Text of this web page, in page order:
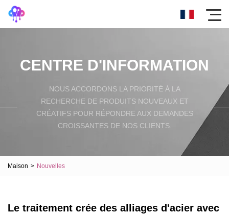
CENTRE D'INFORMATION
NOUS ACCORDONS LA PRIORITÉ À LA
RECHERCHE DE PRODUITS NOUVEAUX ET
CRÉATIFS POUR RÉPONDRE AUX DEMANDES
CROISSANTES DE NOS CLIENTS.
Maison > Nouvelles
Le traitement crée des alliages d'acier avec